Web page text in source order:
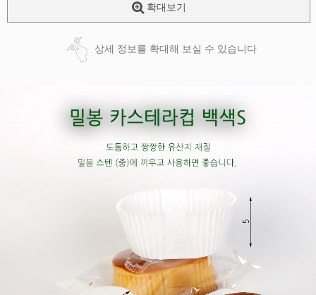
확대보기
상세 정보를 확대해 보실 수 있습니다